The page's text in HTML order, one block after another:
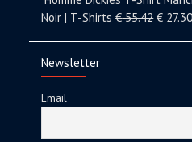
Noir | T-Shirts €55.42 € 27.30
Newsletter
Email